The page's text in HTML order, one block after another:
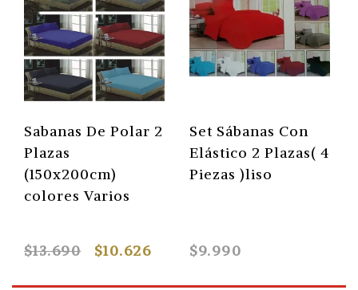
Sabanas De Polar 2
Plazas
(150x200cm)
colores Varios
$13.690 $10.626
Set Sábanas Con
Elástico 2 Plazas( 4
Piezas )liso
$9.990